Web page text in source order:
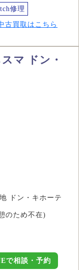
修理
古買取はこちら
マ ドン・
ドン・キホーテ
のため不在)
で相談・予約